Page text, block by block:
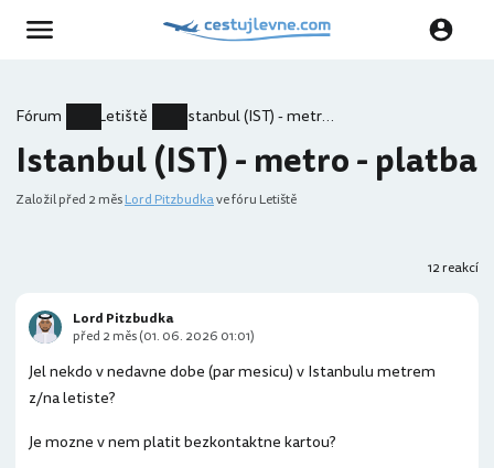
Fórum Letiště Istanbul (IST) - metro - platba
Istanbul (IST) - metro - platba
Založilpřed 2 měsLord Pitzbudkave fóru Letiště
12 reakcí
Jel nekdo v nedavne dobe (par mesicu) v Istanbulu metrem
z/na letiste?
Je mozne v nem platit bezkontaktne kartou?
Lord Pitzbudka
před 2 měs (01. 06. 2026 01:01)